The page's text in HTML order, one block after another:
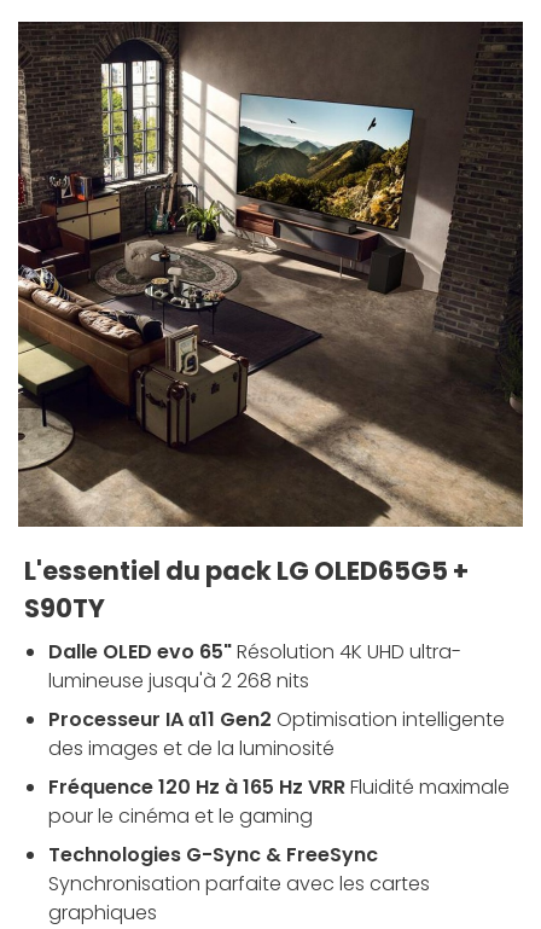
L'essentiel du pack LG OLED65G5 +
S90TY
Dalle OLED evo 65"Résolution 4K UHD ultra-
lumineuse jusqu'à 2 268 nits
Processeur IA α11 Gen2 Optimisation intelligente
des images et de la luminosité
Fréquence 120 Hz à 165 Hz VRRFluidité maximale
pour le cinéma et le gaming
Technologies G-Sync & FreeSync
Synchronisation parfaite avec les cartes
graphiques